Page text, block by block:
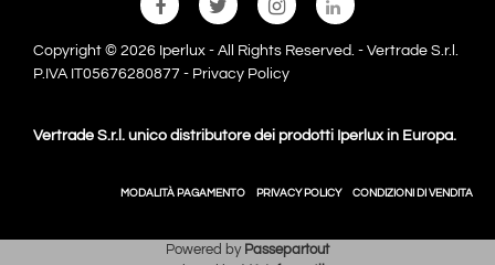
Copyright © 2026 Iperlux - All Rights Reserved. - Vertrade S.r.l.
P.IVA IT05676280877 - Privacy Policy
Vertrade S.r.l. unico distributore dei prodotti Iperlux in Europa.
MODALITÀ PAGAMENTO PRIVACY POLICY CONDIZIONI DI VENDITA
Powered by Passepartout